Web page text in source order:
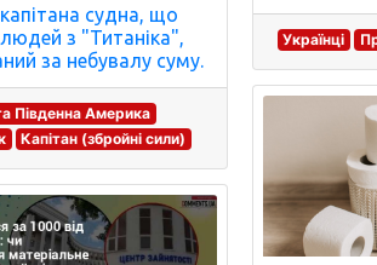
судна, що
з "Титаніка",
за небувалу суму.
Південна Америка
Капітан (збройні сили)
Українці